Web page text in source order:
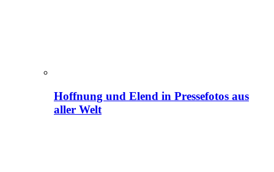
Hoffnung und Elend in Pressefotos aus
aller Welt